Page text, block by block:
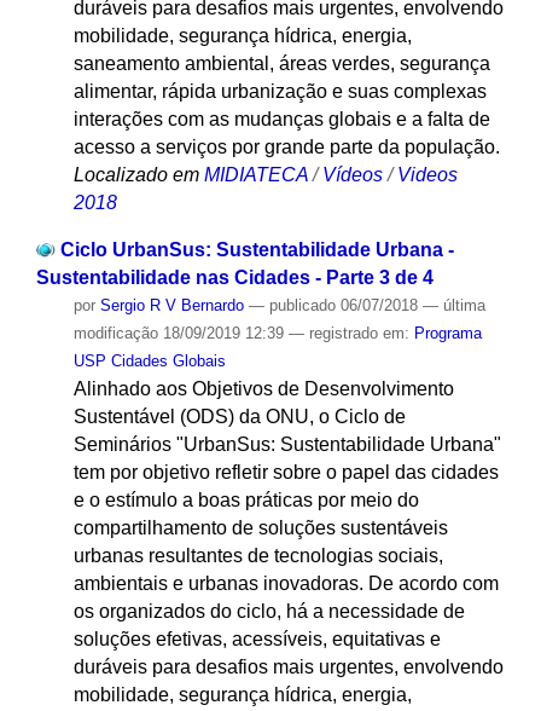
duráveis para desafios mais urgentes, envolvendo
mobilidade, segurança hídrica, energia,
saneamento ambiental, áreas verdes, segurança
alimentar, rápida urbanização e suas complexas
interações com as mudanças globais e a falta de
acesso a serviços por grande parte da população.
Localizado em MIDIATECA / Vídeos / Videos
2018
Ciclo UrbanSus: Sustentabilidade Urbana -
Sustentabilidade nas Cidades - Parte 3 de 4
por Sergio R V Bernardo — publicado06/07/2018 — última
modificação18/09/2019 12:39 — registrado em: Programa
USP Cidades Globais
Alinhado aos Objetivos de Desenvolvimento
Sustentável (ODS) da ONU, o Ciclo de
Seminários "UrbanSus: Sustentabilidade Urbana"
tem por objetivo refletir sobre o papel das cidades
e o estímulo a boas práticas por meio do
compartilhamento de soluções sustentáveis
urbanas resultantes de tecnologias sociais,
ambientais e urbanas inovadoras. De acordo com
os organizados do ciclo, há a necessidade de
soluções efetivas, acessíveis, equitativas e
duráveis para desafios mais urgentes, envolvendo
mobilidade, segurança hídrica, energia,